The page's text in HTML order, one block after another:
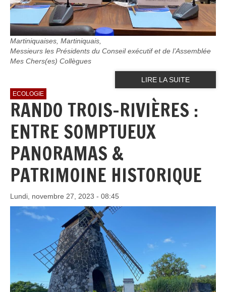
Martiniquaises, Martiniquais,
Messieurs les Présidents du Conseil exécutif et de l’Assemblée
Mes Chers(es) Collègues
LIRE LA SUITE
ECOLOGIE
RANDO TROIS-RIVIÈRES :
ENTRE SOMPTUEUX
PANORAMAS &
PATRIMOINE HISTORIQUE
Lundi, novembre 27, 2023 - 08:45